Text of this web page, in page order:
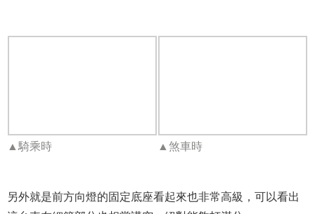
▲騎乘時 ▲煞車時
另外就是前方向燈的固定底座看起來也非常高級，可以看出